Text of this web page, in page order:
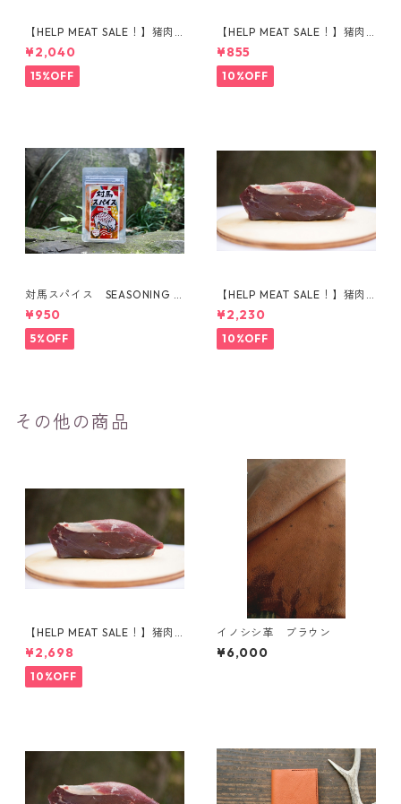
【HELP MEAT SALE！】猪肉
挽き肉 500g
¥2,040
15%OFF
【HELP MEAT SALE！】猪肉
ウデ肉 スライス 150g
¥855
10%OFF
対馬スパイス SEASONING F
OR BOAR
¥950
5%OFF
【HELP MEAT SALE！】猪肉
ももブロック（395g）
¥2,230
10%OFF
その他の商品
【HELP MEAT SALE！】猪肉
ももブロック（478g）
¥2,698
10%OFF
イノシシ革 ブラウン
¥6,000